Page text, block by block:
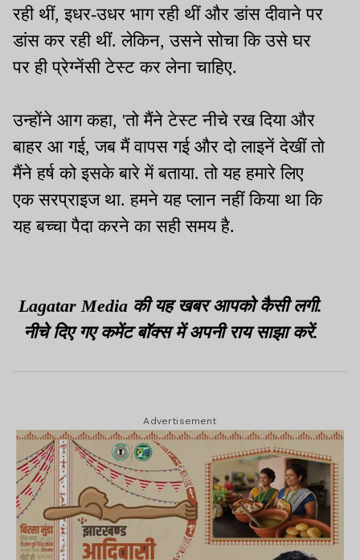
रही थीं, इधर-उधर भाग रही थीं और डांस दीवाने पर
डांस कर रही थीं. लेकिन, उसने सोचा कि उसे घर
पर ही प्रेग्नेंसी टेस्ट कर लेना चाहिए.
उन्होंने आग कहा, 'तो मैंने टेस्ट नीचे रख दिया और
बाहर आ गई, जब मैं वापस गई और दो लाइनें देखीं तो
मैंने हर्ष को इसके बारे में बताया. तो यह हमारे लिए
एक सरप्राइज था. हमने यह प्लान नहीं किया था कि
यह बच्चा पैदा करने का सही समय है.
Lagatar Media की यह खबर आपको कैसी लगी.
नीचे दिए गए कमेंट बॉक्स में अपनी राय साझा करें.
Advertisement